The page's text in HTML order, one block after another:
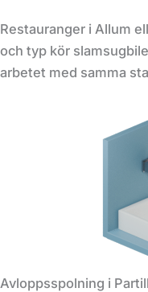
Restauranger i Allum
och typ kör
arbetet med samma
Avloppsspolning i